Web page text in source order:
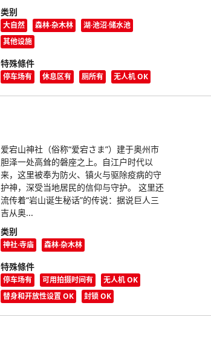
类别
大自然 森林·杂木林
湖·池沼·储水池
其他设施
特殊條件
停车场有 休息区有 厕所有 无人机 OK
爱宕山神社（俗称“爱宕さま”）建于奥州市
胆泽一处高耸的磐座之上。自江户时代以
来，这里被奉为防火、镇火与驱除疫病的守
护神，深受当地居民的信仰与守护。 这里还
流传着“岩山诞生秘话”的传说：据说巨人三
吉从奥...
类别
神社·寺庙 森林·杂木林
特殊條件
停车场有 可用拍摄时间有
无人机 OK
替身和开放性设置 OK
封锁 OK